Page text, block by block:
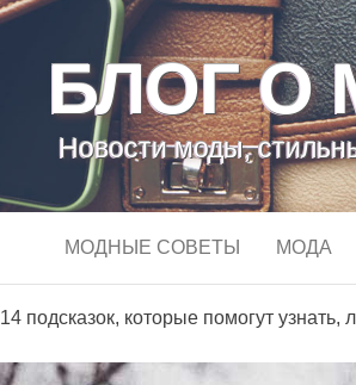
БЛОГ О
Новости моды,
МОДНЫЕ СОВЕТЫ МОДА
14 подсказок, которые помогут узнать,